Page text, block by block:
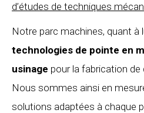
d’études de techniques
Notre parc machines, quant à
technologies de pointe en
usinage pour la fabrication
Nous sommes ainsi en
solutions adaptées à chaque